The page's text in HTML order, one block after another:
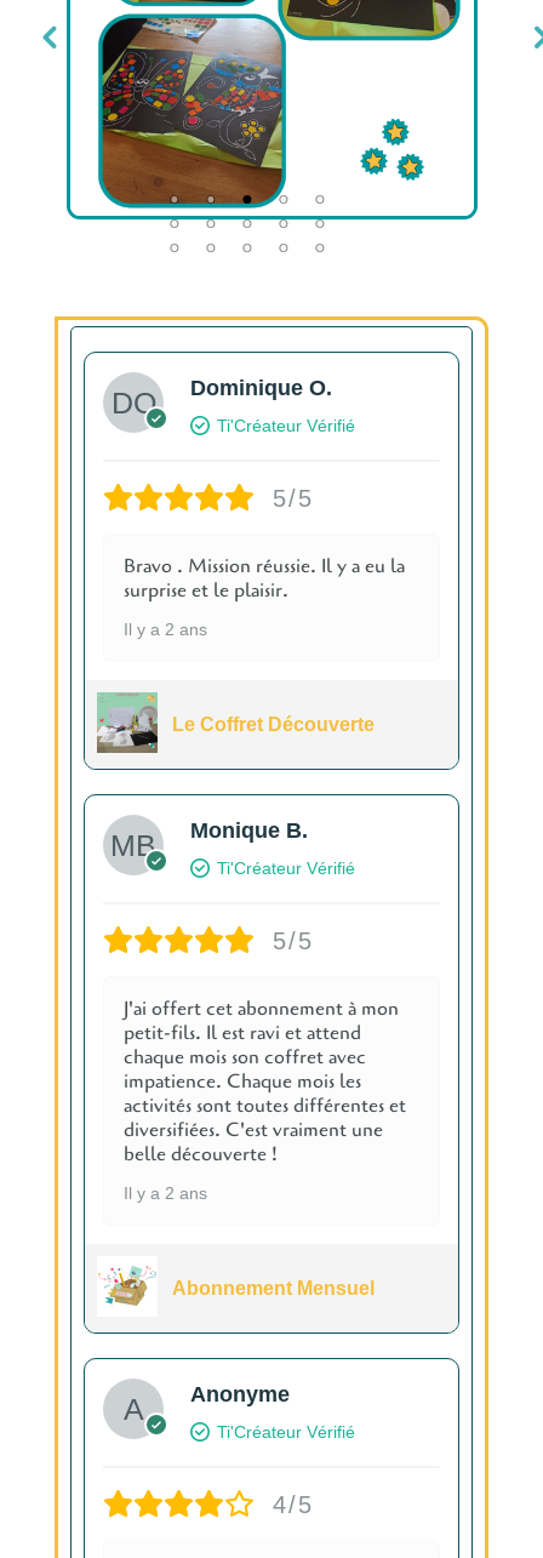
Dominique O.
Ti'Créateur Vérifié
5/5
Bravo . Mission réussie. Il y a eu la
surprise et le plaisir.
Il y a 2 ans
Le Coffret Découverte
Monique B.
Ti'Créateur Vérifié
5/5
J'ai offert cet abonnement à mon
petit-fils. Il est ravi et attend
chaque mois son coffret avec
impatience. Chaque mois les
activités sont toutes différentes et
diversifiées. C'est vraiment une
belle découverte !
Il y a 2 ans
Abonnement Mensuel
Anonyme
Ti'Créateur Vérifié
4/5